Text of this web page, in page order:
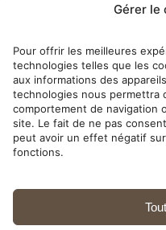
Gérer le
Pour offrir les meilleures
technologies telles que les
aux informations des
technologies nous permettra
comportement de navigation
site. Le fait de ne pas
peut avoir un effet négatif
fonctions.
✉
10 rue Théophile